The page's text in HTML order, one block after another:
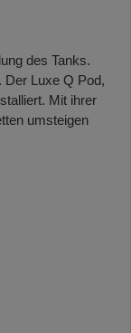
des Tanks.
Der Luxe Q Pod,
Mit ihrer
umsteigen